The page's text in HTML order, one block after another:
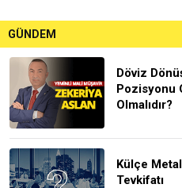
GÜNDEM
Döviz
Pozisyonu
Olmalıdır?
Külçe
Tevkifatı